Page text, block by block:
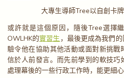
大專生導師Tree以自創卡
或許就是這個原因，隨後Tree選擇
OWLHK的實習生 ，最後更成為我們
驗令他在協助其他活動或面對新挑戰
信於人前發言。而先前學到的軟技
處理幕後的一些行政工作時，能更細心